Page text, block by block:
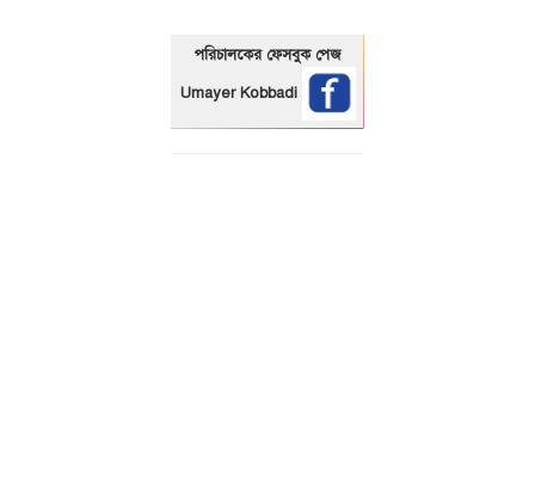
পরিচালকের ফেসবুক পেজ
Umayer Kobbadi